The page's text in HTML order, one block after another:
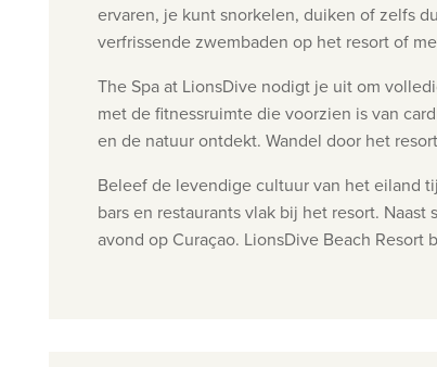
ervaren, je kunt snorkelen, duiken of zelfs
verfrissende zwembaden op het resort of
The Spa at LionsDive nodigt je uit om
met de fitnessruimte die voorzien is van
en de natuur ontdekt. Wandel door het
Beleef de levendige cultuur van het eiland
bars en restaurants vlak bij het resort. Naast
avond op Curaçao. LionsDive Beach Resort